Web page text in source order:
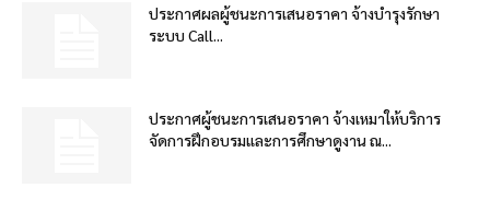
ประกาศผลผู้ชนะการเสนอราคา จ้างบำรุงรักษา
ระบบ Call...
ประกาศผู้ชนะการเสนอราคา จ้างเหมาให้บริการ
จัดการฝึกอบรมและการศึกษาดูงาน ณ...